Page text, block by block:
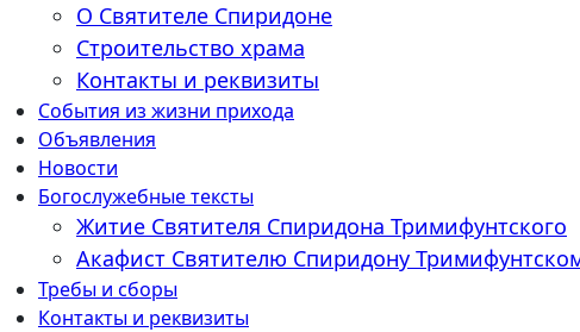
О Святителе Спиридоне
Строительство храма
Контакты и реквизиты
События из жизни прихода
Объявления
Новости
Богослужебные тексты
Житие Cвятителя Спиридона Тримифунтского
Акафист Cвятителю Спиридону
Требы и сборы
Контакты и реквизиты